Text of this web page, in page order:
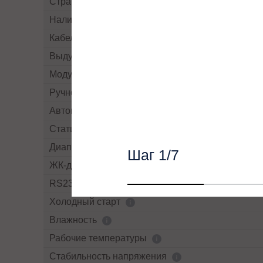
Наличие рубильников/автоматов
Кабельный ввод
Выдув воздуха
Модульный
Ручной By-pass
Автоматический By-pass
Статический By-pass
Диапазон напряжений байпасса
ЖК-дисплей
RS232
Холодный старт
Влажность
Рабочие температуры
Cтабильность напряжения
Шаг 1/7